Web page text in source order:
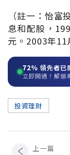
（註一：怡
息和配股，
元。2003年11
72% 領先者已
立即開通！解鎖
投資理財
上一篇